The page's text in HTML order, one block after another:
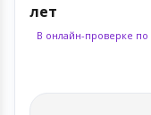
лет
В онлайн-проверке по